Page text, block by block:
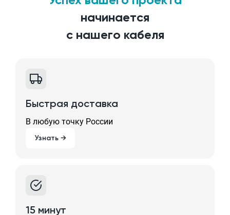
начинается
с нашего кабеля
Быстрая доставка
В любую точку России
Узнать →
15 минут